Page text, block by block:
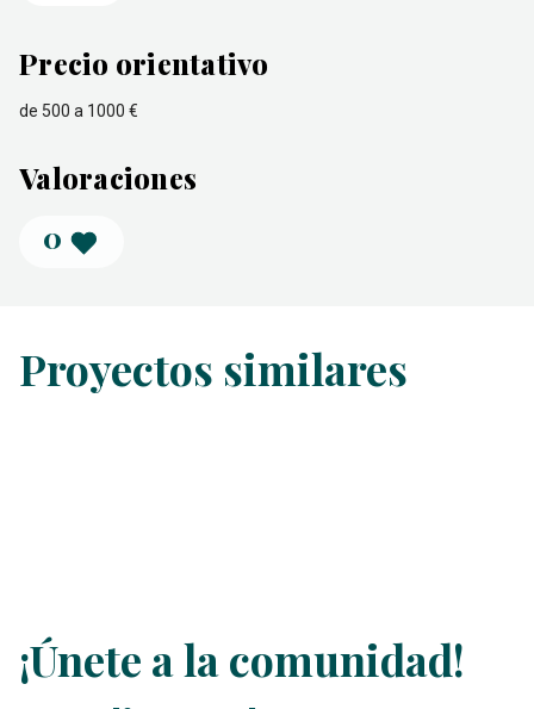
Precio orientativo
de 500 a 1000 €
Valoraciones
0
Proyectos similares
¡Únete a la comunidad!